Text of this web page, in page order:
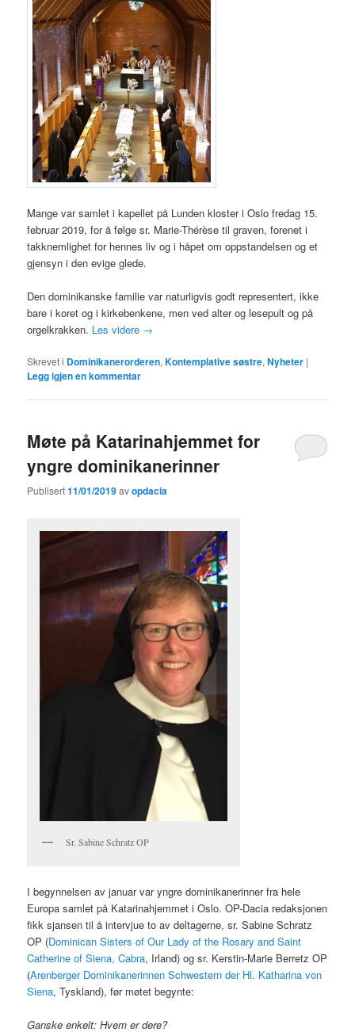
Mange var samlet i kapellet på Lunden kloster i Oslo fredag 15.
februar 2019, for å følge sr. Marie-Thérèse til graven, forenet i
takknemlighet for hennes liv og i håpet om oppstandelsen og et
gjensyn i den evige glede.
Den dominikanske familie var naturligvis godt representert, ikke
bare i koret og i kirkebenkene, men ved alter og lesepult og på
orgelkrakken. Les videre →
Skrevet i Dominikanerorderen,Kontemplative søstre,Nyheter |
Legg igjen en kommentar
Møte på Katarinahjemmet for
yngre dominikanerinner
Publisert11/01/2019avopdacia
Sr. Sabine Schratz OP
I begynnelsen av januar var yngre dominikanerinner fra hele
Europa samlet på Katarinahjemmet i Oslo. OP-Dacia redaksjonen
fikk sjansen til å intervjue to av deltagerne, sr. Sabine Schratz
OP (Dominican Sisters of Our Lady of the Rosary and Saint
Catherine of Siena, Cabra, Irland) og sr. Kerstin-Marie Berretz OP
(Arenberger Dominikanerinnen Schwestern der Hl. Katharina von
Siena, Tyskland), før møtet begynte:
Ganske enkelt: Hvem er dere?